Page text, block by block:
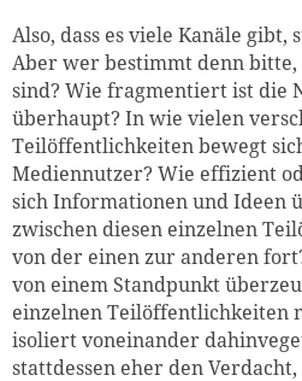
Also, dass es viele Kanäle
Aber wer bestimmt denn bitte,
sind? Wie fragmentiert ist die
überhaupt? In wie vielen
Teilöffentlichkeiten bewegt
Mediennutzer? Wie effizient
sich Informationen und Ideen
zwischen diesen einzelnen
von der einen zur anderen
von einem Standpunkt
einzelnen Teilöffentlichkeiten
isoliert voneinander
stattdessen eher den